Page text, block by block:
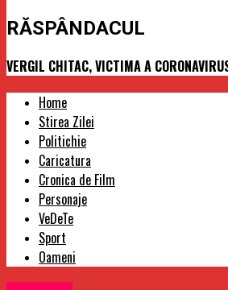
RĂSPÂNDACUL
VERGIL CHITAC, VICTIMA A
Home
Stirea Zilei
Politichie
Caricatura
Cronica de Film
Personaje
VeDeTe
Sport
Oameni